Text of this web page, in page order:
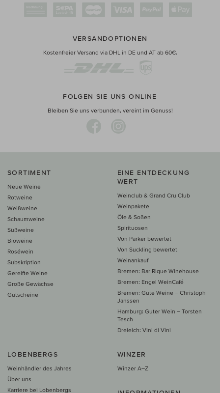
VERSANDOPTIONEN
Kostenfreier Versand via DHL in DE und AT ab 60€.
FOLGEN SIE UNS ONLINE
Bleiben Sie uns verbunden, vereint im Genuss!
SORTIMENT
Neue Weine
Rotweine
Weißweine
Schaumweine
Süßweine
Bioweine
Roséwein
Subskription
Gereifte Weine
Große Gewächse
Gutscheine
EINE ENTDECKUNG
WERT
Weinclub & Grand Cru Club
Weinpakete
Öle & Soßen
Spirituosen
Von Parker bewertet
Von Suckling bewertet
Weinankauf
Bremen: Bar Rique Winehouse
Bremen: Engel WeinCafé
Bremen: Gute Weine – Christoph
Janssen
Hamburg: Guter Wein – Torsten
Tesch
Dreieich: Vini di Vini
LOBENBERGS
Weinhändler des Jahres
Über uns
Karriere bei Lobenbergs
WINZER
Winzer A–Z